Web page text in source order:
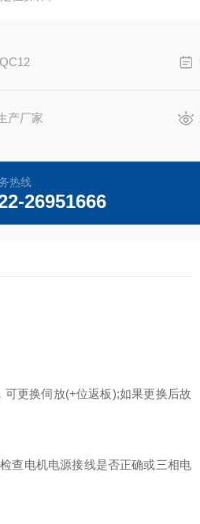
产厂家
热线
26951666
更换伺放(+位返板);如果更换后故
查电机电源接线是否正确或三相电